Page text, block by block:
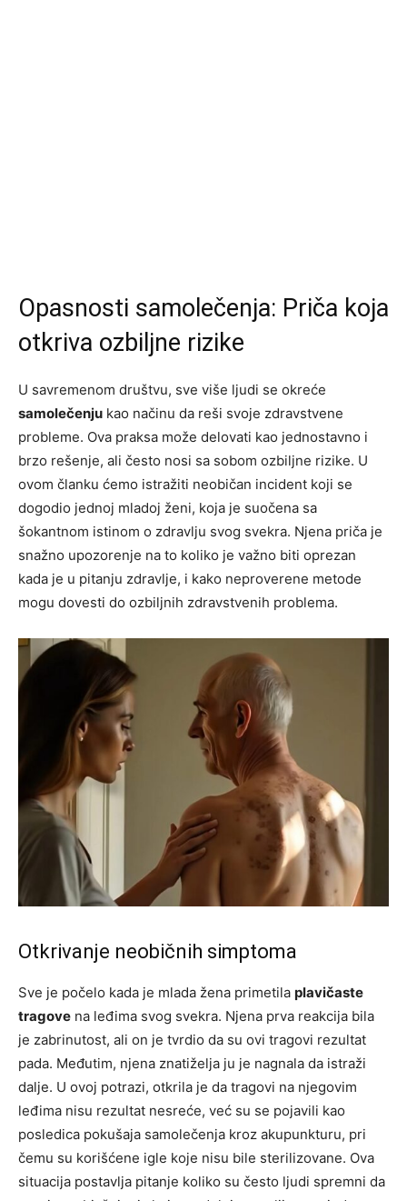
Opasnosti samolečenja: Priča koja
otkriva ozbiljne rizike
U savremenom društvu, sve više ljudi se okreće
samolečenju kao načinu da reši svoje zdravstvene
probleme. Ova praksa može delovati kao jednostavno i
brzo rešenje, ali često nosi sa sobom ozbiljne rizike. U
ovom članku ćemo istražiti neobičan incident koji se
dogodio jednoj mladoj ženi, koja je suočena sa
šokantnom istinom o zdravlju svog svekra. Njena priča je
snažno upozorenje na to koliko je važno biti oprezan
kada je u pitanju zdravlje, i kako neproverene metode
mogu dovesti do ozbiljnih zdravstvenih problema.
Otkrivanje neobičnih simptoma
Sve je počelo kada je mlada žena primetila plavičaste
tragove na leđima svog svekra. Njena prva reakcija bila
je zabrinutost, ali on je tvrdio da su ovi tragovi rezultat
pada. Međutim, njena znatiželja ju je nagnala da istraži
dalje. U ovoj potrazi, otkrila je da tragovi na njegovim
leđima nisu rezultat nesreće, već su se pojavili kao
posledica pokušaja samolečenja kroz akupunkturu, pri
čemu su korišćene igle koje nisu bile sterilizovane. Ova
situacija postavlja pitanje koliko su često ljudi spremni da